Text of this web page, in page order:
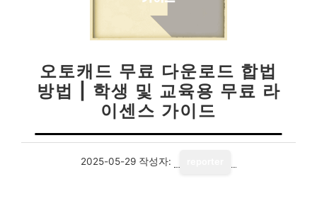
오토캐드 무료 다운로드 합법
방법 | 학생 및 교육용 무료 라
이센스 가이드
2025-05-29 작성자: